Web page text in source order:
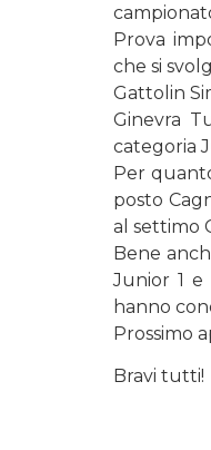
Prova
che si
Gattolin
Ginevra
categoria
Per
posto
al settimo
Bene
Junior 1 e
hanno
Prossimo
Bravi tutti!